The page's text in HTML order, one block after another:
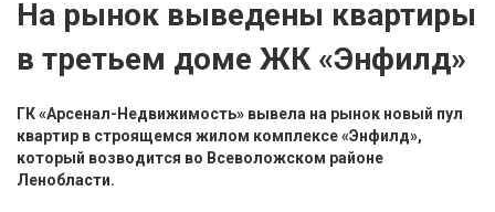
На рынок выведены квартиры
в третьем доме ЖК «Энфилд»
ГК «Арсенал-Недвижимость» вывела на рынок новый пул
квартир в строящемся жилом комплексе «Энфилд»,
который возводится во Всеволожском районе
Ленобласти.